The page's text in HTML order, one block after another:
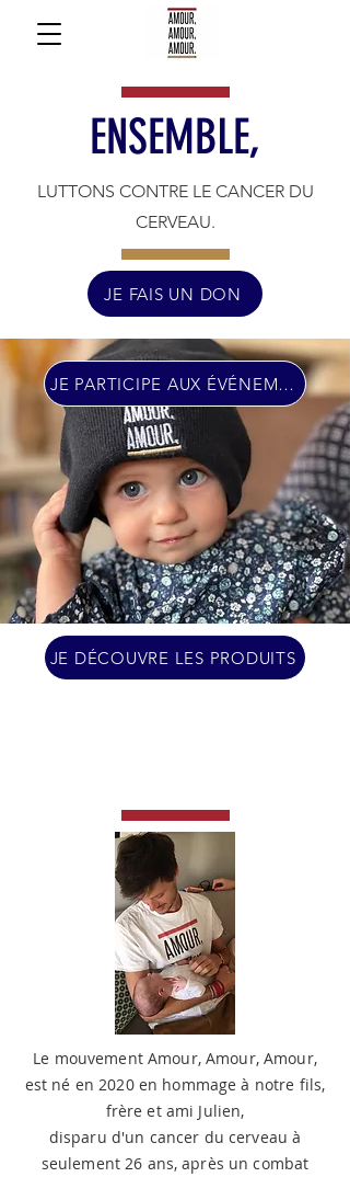
ENSEMBLE,
LUTTONS CONTRE LE CANCER DU
CERVEAU.
JE FAIS UN DON
JE PARTICIPE AUX ÉVÉNEMENTS
JE DÉCOUVRE LES PRODUITS
Le mouvement Amour, Amour, Amour,
est né en 2020 en hommage à notre fils,
frère et ami Julien,
disparu d'un cancer du cerveau à
seulement 26 ans, après un combat